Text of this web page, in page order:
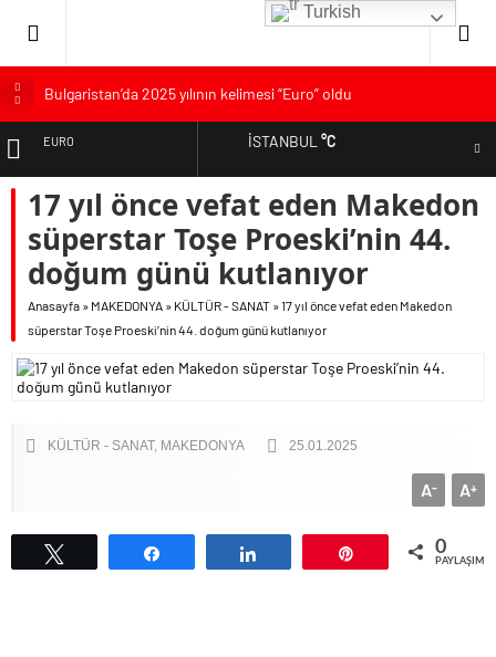
Bulgaristan’da 2025 yılının kelimesi “Euro” oldu
Bulgaristan’dan İspanya’ya destek
Bulgaristan’da hükümet kurma sürecinde son deneme
Bulgaristan’da Emeklilikten Sonra Çalışan Sayısı Artıyor
EURO
ALTIN
DOLAR
İSTANBUL°C
17 yıl önce vefat eden Makedon
süperstar Toşe Proeski’nin 44.
doğum günü kutlanıyor
Anasayfa » MAKEDONYA » KÜLTÜR - SANAT »17 yıl önce vefat eden Makedon
süperstar Toşe Proeski’nin 44. doğum günü kutlanıyor
KÜLTÜR - SANAT MAKEDONYA 25.01.2025
A+
A-
0
Turkish